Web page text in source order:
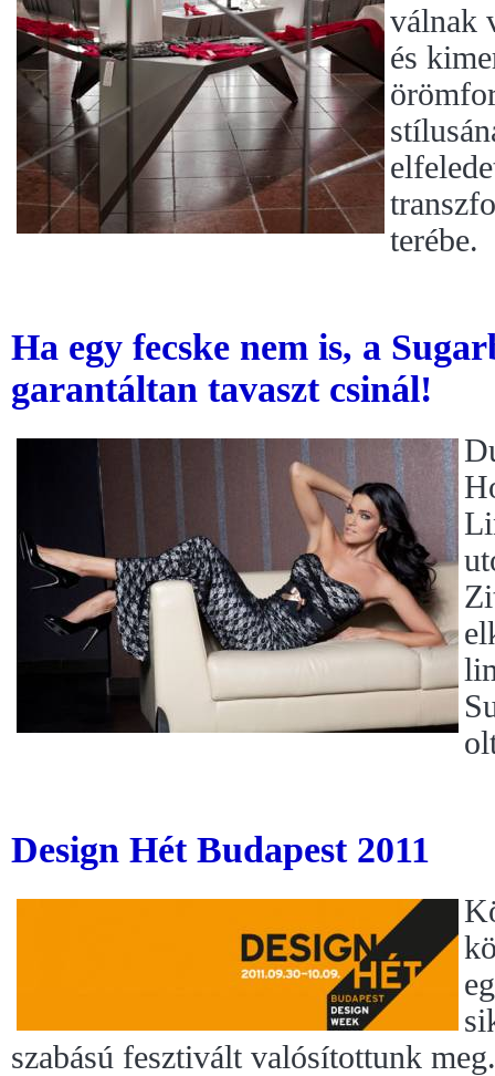
válnak
és
terébe.
Ha egy fecske nem is, a
garantáltan tavaszt csinál!
Design Hét Budapest 2011
szabású fesztivált valósítottunk meg.